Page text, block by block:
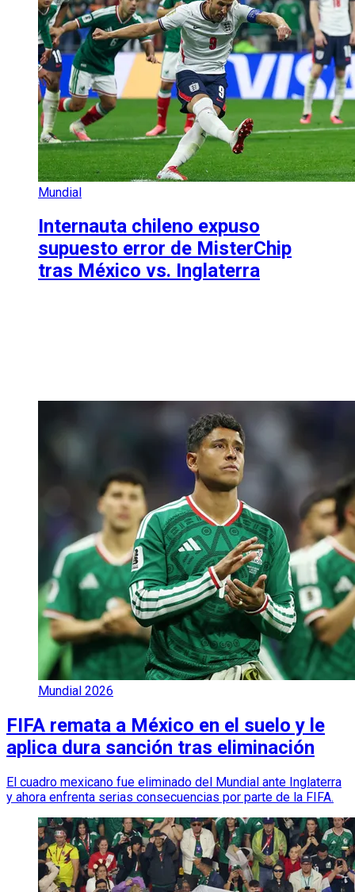
Mundial
Internauta chileno expuso
supuesto error de MisterChip
tras México vs. Inglaterra
Mundial 2026
FIFA remata a México en el suelo y le
aplica dura sanción tras eliminación
El cuadro mexicano fue eliminado del Mundial ante Inglaterra
y ahora enfrenta serias consecuencias por parte de la FIFA.